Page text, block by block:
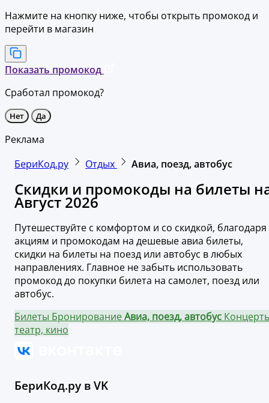
Нажмите на кнопку ниже, чтобы открыть промокод и
перейти в магазин
Показать промокод
Сработал промокод?
Нет Да
Реклама
БериКод.ру
Отдых Авиа, поезд, автобус
Скидки и промокоды на билеты
Август 2026
Путешествуйте с комфортом и со скидкой, благодаря
акциям и промокодам на дешевые авиа билеты,
скидки на билеты на поезд или автобус в любых
направлениях. Главное не забыть использовать
промокод до покупки билета на самолет, поезд или
автобус.
Билеты БронированиеАвиа, поезд, автобус
театр, кино
БериКод.ру в VK